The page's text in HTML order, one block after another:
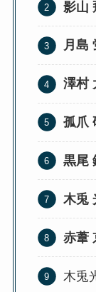
影山
月島
澤村
孤爪
黒尾
木兎
赤葦
木兎